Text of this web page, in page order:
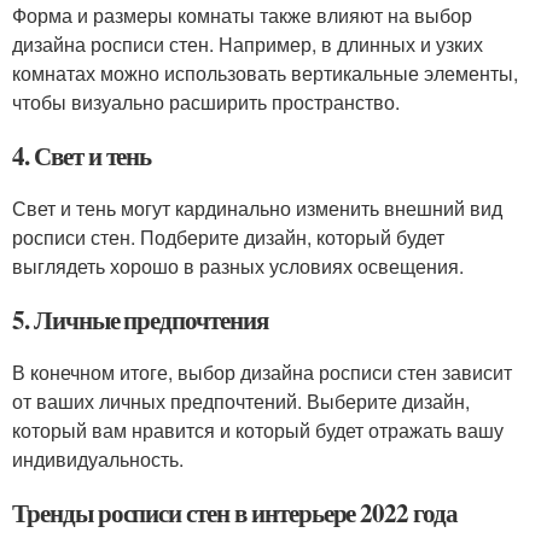
Форма и размеры комнаты также влияют на выбор
дизайна росписи стен. Например, в длинных и узких
комнатах можно использовать вертикальные элементы,
чтобы визуально расширить пространство.
4. Свет и тень
Свет и тень могут кардинально изменить внешний вид
росписи стен. Подберите дизайн, который будет
выглядеть хорошо в разных условиях освещения.
5. Личные предпочтения
В конечном итоге, выбор дизайна росписи стен зависит
от ваших личных предпочтений. Выберите дизайн,
который вам нравится и который будет отражать вашу
индивидуальность.
Тренды росписи стен в интерьере 2022 года